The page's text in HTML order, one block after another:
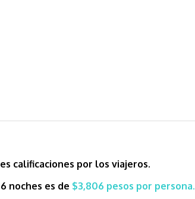
calificaciones por los viajeros.
noches es de $3,806 pesos por persona.